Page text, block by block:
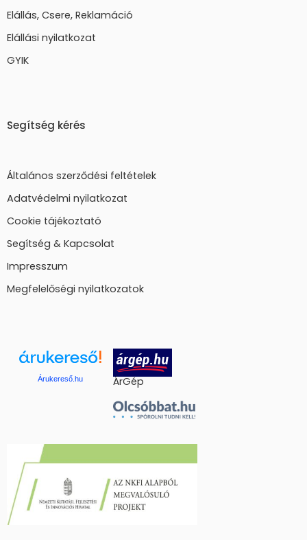
Elállás, Csere, Reklamáció
Elállási nyilatkozat
GYIK
Segítség kérés
Általános szerződési feltételek
Adatvédelmi nyilatkozat
Cookie tájékoztató
Segítség & Kapcsolat
Impresszum
Megfelelőségi nyilatkozatok
Árukereső.hu ÁrGép